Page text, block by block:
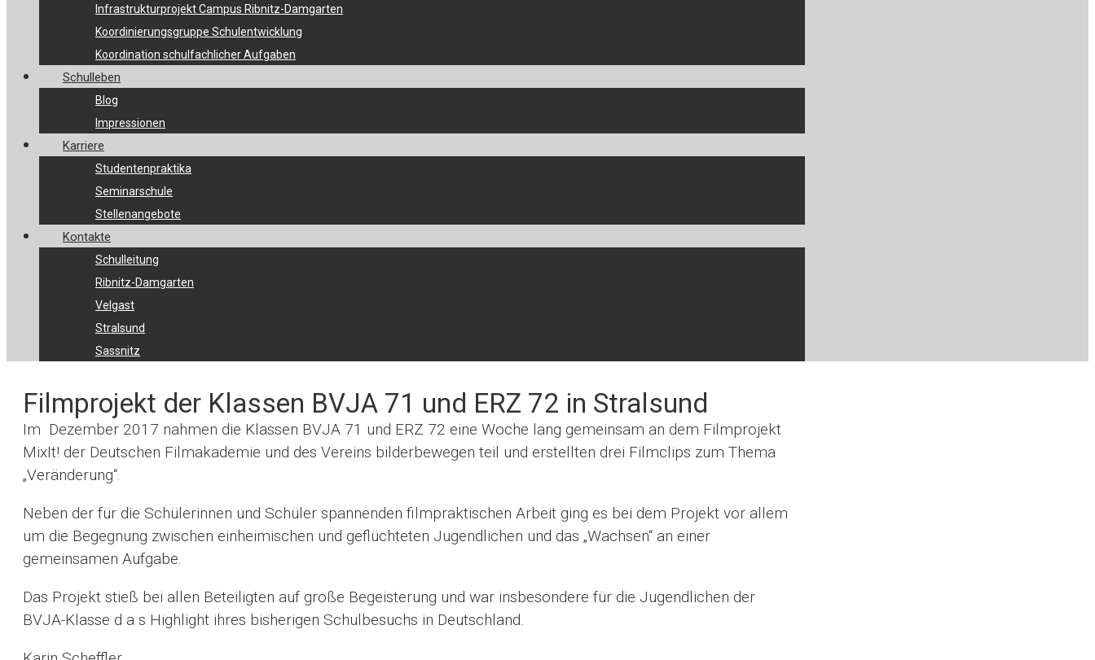
Infrastrukturprojekt Campus Ribnitz-Damgarten
Koordinierungsgruppe Schulentwicklung
Koordination schulfachlicher Aufgaben
Schulleben
Blog
Impressionen
Karriere
Studentenpraktika
Seminarschule
Stellenangebote
Kontakte
Schulleitung
Ribnitz-Damgarten
Velgast
Stralsund
Sassnitz
Filmprojekt der Klassen BVJA 71 und ERZ 72 in Stralsund
Im Dezember 2017 nahmen die Klassen BVJA 71 und ERZ 72 eine Woche lang gemeinsam an dem Filmprojekt
MixIt! der Deutschen Filmakademie und des Vereins bilderbewegen teil und erstellten drei Filmclips zum Thema
„Veränderung“.
Neben der für die Schülerinnen und Schüler spannenden filmpraktischen Arbeit ging es bei dem Projekt vor allem
um die Begegnung zwischen einheimischen und geflüchteten Jugendlichen und das „Wachsen“ an einer
gemeinsamen Aufgabe.
Das Projekt stieß bei allen Beteiligten auf große Begeisterung und war insbesondere für die Jugendlichen der
BVJA-Klasse d a s Highlight ihres bisherigen Schulbesuchs in Deutschland.